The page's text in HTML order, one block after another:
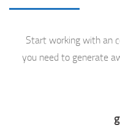
Start working with an
you need to generate